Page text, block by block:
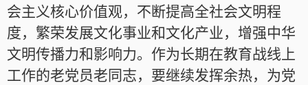
会主义核心价值观，不断提高全社会文明程
度，繁荣发展文化事业和文化产业，增强中华
文明传播力和影响力。作为长期在教育战线上
工作的老党员老同志，要继续发挥余热，为党